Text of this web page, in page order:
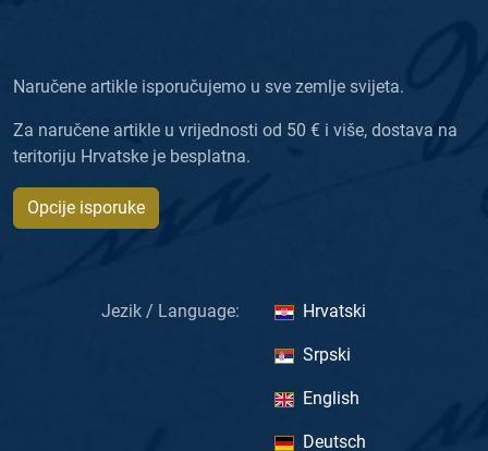
Naručene artikle isporučujemo u sve zemlje svijeta.
Za naručene artikle u vrijednosti od 50 € i više, dostava na
teritoriju Hrvatske je besplatna.
Opcije isporuke
Jezik / Language: Hrvatski
Srpski
English
Deutsch